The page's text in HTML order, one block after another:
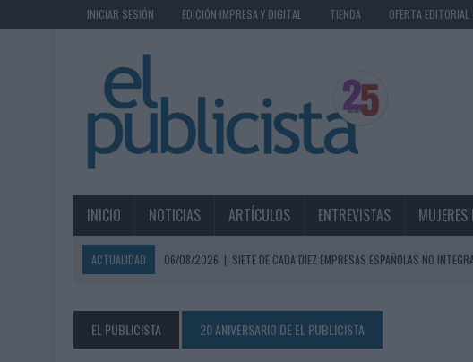
INICIAR SESIÓN EDICIÓN IMPRESA Y DIGITAL TIENDA OFERTA EDITORIAL
INICIO NOTICIAS ARTÍCULOS ENTREVISTAS MUJERES
ACTUALIDAD 06/08/2026 | EL MERCADO PUBLICITARIO CAE UN 2,6% EN 2025,
06/08/2026 | SYSTEM1 NOMBRA A KIMBERLY BASTONI COMO NUEVA DIRECTORA
EL PUBLICISTA 20 ANIVERSARIO DE EL PUBLICISTA